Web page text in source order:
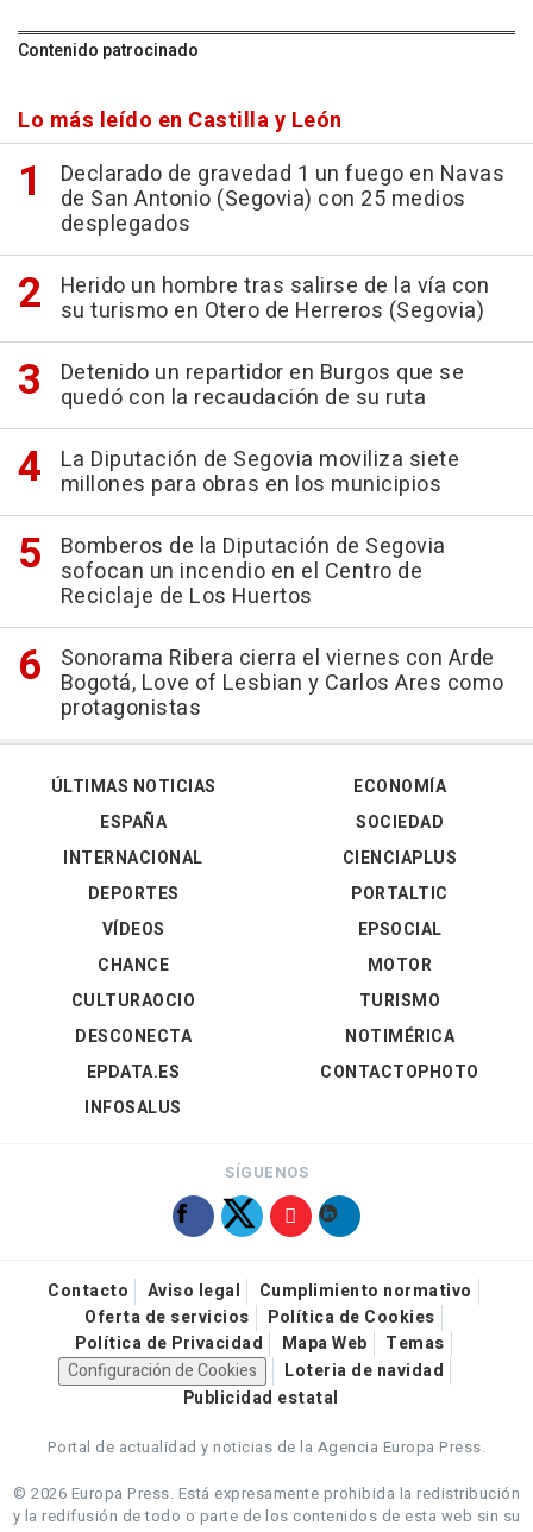
Contenido patrocinado
Lo más leído en Castilla y León
Declarado de gravedad 1 un fuego en Navas
de San Antonio (Segovia) con 25 medios
desplegados
Herido un hombre tras salirse de la vía con
su turismo en Otero de Herreros (Segovia)
Detenido un repartidor en Burgos que se
quedó con la recaudación de su ruta
La Diputación de Segovia moviliza siete
millones para obras en los municipios
Bomberos de la Diputación de Segovia
sofocan un incendio en el Centro de
Reciclaje de Los Huertos
Sonorama Ribera cierra el viernes con Arde
Bogotá, Love of Lesbian y Carlos Ares como
protagonistas
ÚLTIMAS NOTICIAS
ESPAÑA
INTERNACIONAL
DEPORTES
VÍDEOS
ECONOMÍA
SOCIEDAD
CIENCIAPLUS
PORTALTIC
EPSOCIAL
CHANCE
CULTURAOCIO
DESCONECTA
EPDATA.ES
INFOSALUS
MOTOR
TURISMO
NOTIMÉRICA
CONTACTOPHOTO
SÍGUENOS
Contacto Aviso legal
Cumplimiento normativo
Oferta de servicios
Política de Cookies
Política de Privacidad
Mapa Web
Temas
Configuración de Cookies
Loteria de navidad
Publicidad estatal
Portal de actualidad y noticias de la Agencia Europa Press.
© 2026 Europa Press. Está expresamente prohibida la redistribución
y la redifusión de todo o parte de los contenidos de esta web sin su